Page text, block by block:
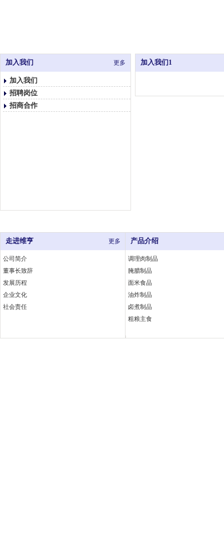
加入我们 更多
加入我们
招聘岗位
招商合作
加入我们1
走进维亨 更多
公司简介
董事长致辞
发展历程
企业文化
社会责任
产品介绍
调理肉制品
腌腊制品
面米食品
油炸制品
卤煮制品
粗粮主食